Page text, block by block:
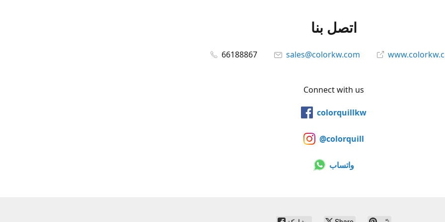
اتصل بنا
66188867 sales@colorkw.com
Connect with us
colorquillkw
@colorquill
واتساب